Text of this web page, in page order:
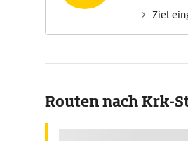
Ziel
Routen nach Krk-